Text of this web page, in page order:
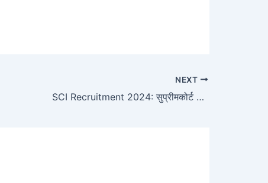
NEXT
SCI Recruitment 2024: सुप्रीमकोर्ट में पीए, सीनियर पीए और कोर्ट मास्टर के पदों पर निकली भर्ती, 67 हजार मिलेगी सैलरी